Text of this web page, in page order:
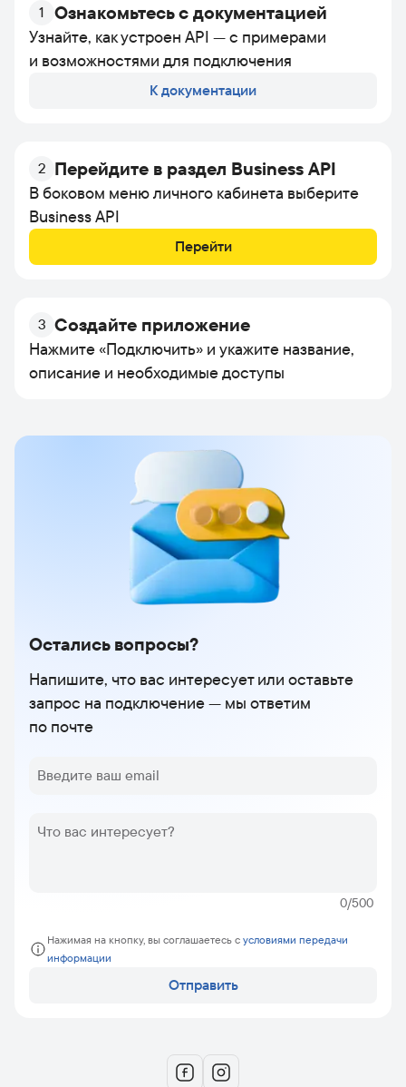
1 Ознакомьтесь с документацией
Узнайте, как устроен API — с примерами
и возможностями для подключения
К документации
2 Перейдите в раздел Business API
В боковом меню личного кабинета выберите
Business API
Перейти
3 Создайте приложение
Нажмите «Подключить» и укажите название,
описание и необходимые доступы
Остались вопросы?
Напишите, что вас интересует или оставьте
запрос на подключение — мы ответим
по почте
0/500
Нажимая на кнопку, вы соглашаетесь cусловиями передачи
информации
Отправить